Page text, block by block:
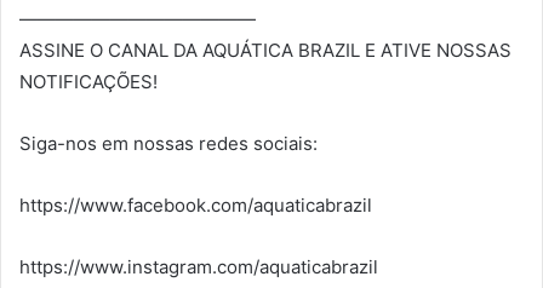
—————————————
ASSINE O CANAL DA AQUÁTICA BRAZIL E ATIVE NOSSAS
NOTIFICAÇÕES!
Siga-nos em nossas redes sociais:
https://www.facebook.com/aquaticabrazil
https://www.instagram.com/aquaticabrazil